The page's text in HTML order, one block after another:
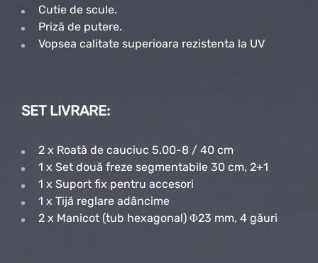
Cutie de scule.
Priză de putere.
Vopsea calitate superioara rezistenta la UV
SET LIVRARE:
2 x Roată de cauciuc 5.00-8 / 40 cm
1 x Set două freze segmentabile 30 cm, 2+1
1 x Suport fix pentru accesori
1 x Tijă reglare adâncime
2 x Manicot (tub hexagonal) Φ23 mm, 4 găuri